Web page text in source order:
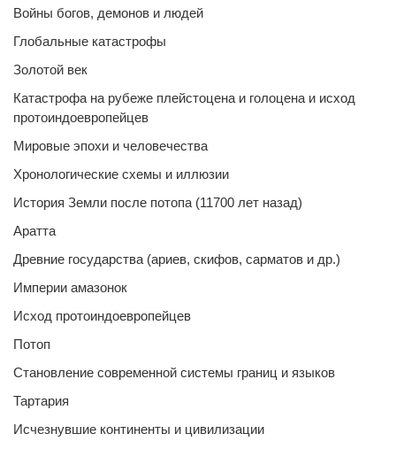
Войны богов, демонов и людей
Глобальные катастрофы
Золотой век
Катастрофа на рубеже плейстоцена и голоцена и исход
протоиндоевропейцев
Мировые эпохи и человечества
Хронологические схемы и иллюзии
История Земли после потопа (11700 лет назад)
Аратта
Древние государства (ариев, скифов, сарматов и др.)
Империи амазонок
Исход протоиндоевропейцев
Потоп
Становление современной системы границ и языков
Тартария
Исчезнувшие континенты и цивилизации